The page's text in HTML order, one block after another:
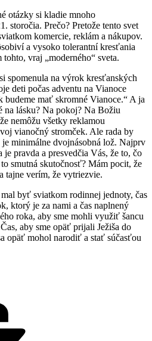
otázky si kladie mnoho
storočia. Prečo? Pretože tento svet
komercie, reklám a nákupov.
a vysoko tolerantní kresťania
vraj „moderného“ sveta.
spomenula na výrok kresťanských
deti počas adventu na Vianoce
budeme mať skromné Vianoce.“ A ja
na lásku? Na pokoj? Na Božiu
nemôžu všetky reklamou
vianočný stromček. Ale rada by
minimálne dvojnásobná lož. Najprv
pravda a presvedčia Vás, že to, čo
smutná skutočnosť? Mám pocit, že
tajne verím, že vytriezvie.
byť sviatkom rodinnej jednoty, čas
ktorý je za nami a čas naplnený
roka, aby sme mohli využiť šancu
aby sme opäť prijali Ježiša do
opäť mohol narodiť a stať súčasťou